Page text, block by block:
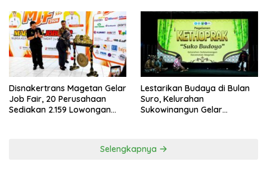
Disnakertrans Magetan Gelar
Job Fair, 20 Perusahaan
Sediakan 2.159 Lowongan
Lestarikan Budaya di Bulan
Suro, Kelurahan
Sukowinangun Gelar
Selengkapnya